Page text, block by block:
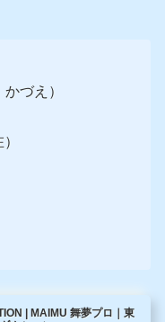
づえ）
| MAIMU 舞夢プロ｜東